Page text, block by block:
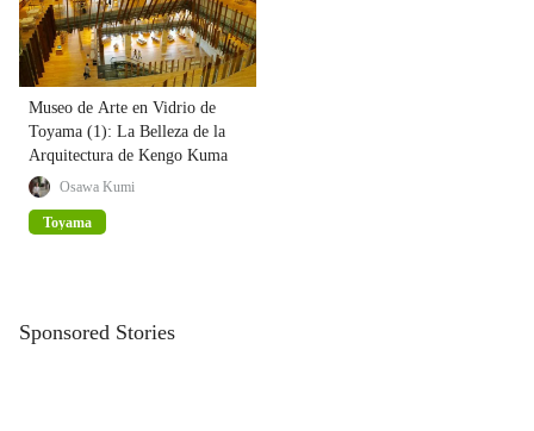
Museo de Arte en Vidrio de
Toyama (1): La Belleza de la
Arquitectura de Kengo Kuma
Osawa Kumi
Toyama
Sponsored Stories